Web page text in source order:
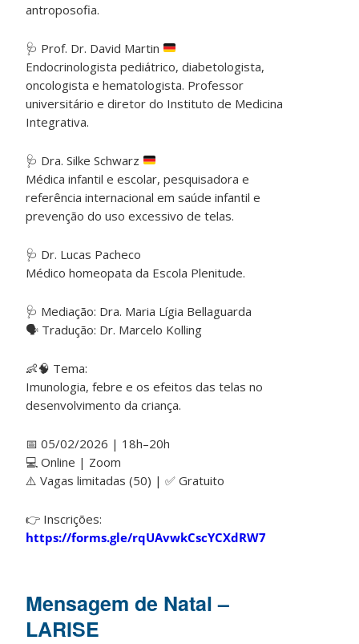
antroposofia.
🩺 Prof. Dr. David Martin
Endocrinologista pediátrico, diabetologista,
oncologista e hematologista. Professor
universitário e diretor do Instituto de Medicina
Integrativa.
🩺 Dra. Silke Schwarz
Médica infantil e escolar, pesquisadora e
referência internacional em saúde infantil e
prevenção do uso excessivo de telas.
🩺 Dr. Lucas Pacheco
Médico homeopata da Escola Plenitude.
🩺 Mediação: Dra. Maria Lígia Bellaguarda
🗣️ Tradução: Dr. Marcelo Kolling
👶🧠 Tema:
Imunologia, febre e os efeitos das telas no
desenvolvimento da criança.
📅 05/02/2026 | 18h–20h
💻 Online | Zoom
⚠️ Vagas limitadas (50) | ✅ Gratuito
👉 Inscrições:
https://forms.gle/rqUAvwkCscYCXdRW7
Mensagem de Natal –
LARISE